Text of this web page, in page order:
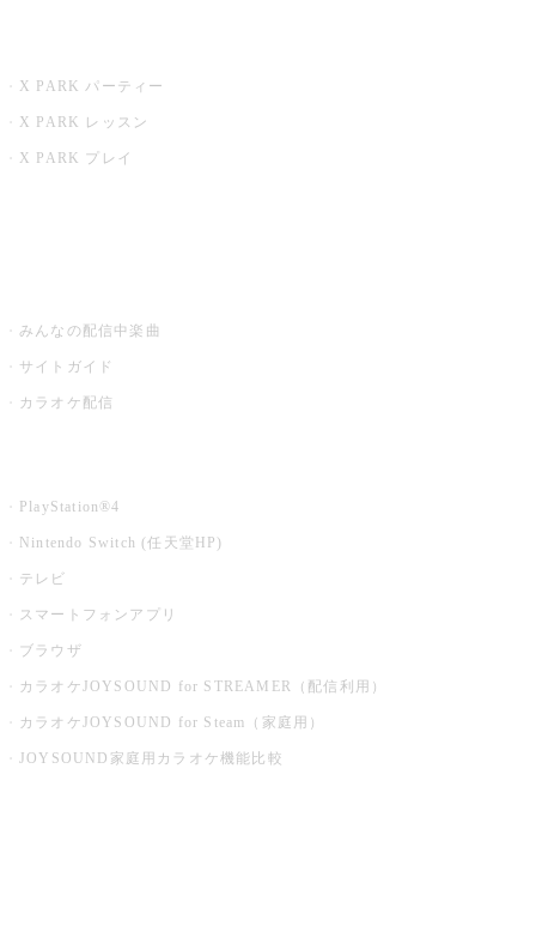
X PARK パーティー
X PARK レッスン
X PARK プレイ
みんなの配信中楽曲
サイトガイド
カラオケ配信
PlayStation®4
Nintendo Switch (任天堂HP)
テレビ
スマートフォンアプリ
ブラウザ
カラオケJOYSOUND for STREAMER（配信利用）
カラオケJOYSOUND for Steam（家庭用）
JOYSOUND家庭用カラオケ機能比較